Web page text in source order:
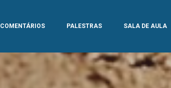
COMENTÁRIOS PALESTRAS SALA DE AULA